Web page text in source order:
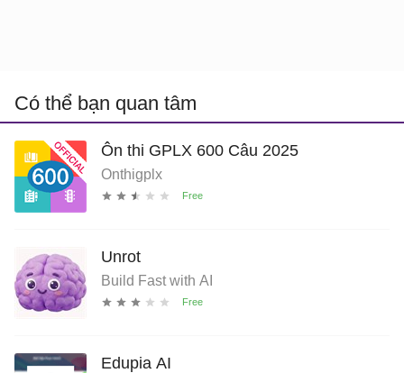
Có thể bạn quan tâm
Ôn thi GPLX 600 Câu 2025
Onthigplx
Unrot
Build Fast with AI
Edupia AI